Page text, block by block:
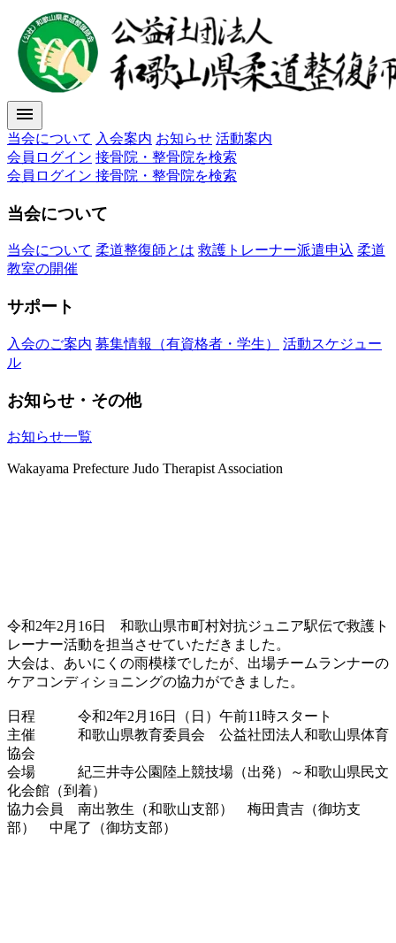
menu
当会について 入会案内 お知らせ 活動案内
会員ログイン 接骨院・整骨院を検索
会員ログイン 接骨院・整骨院を検索
当会について
当会について 柔道整復師とは 救護トレーナー派遣申込 柔道
教室の開催
サポート
入会のご案内 募集情報（有資格者・学生）
活動スケジュー
ル
お知らせ・その他
お知らせ一覧
Wakayama Prefecture Judo Therapist Association
令和2年2月16日 和歌山県市町村対抗ジュニア駅伝で救護ト
レーナー活動を担当させていただきました。
大会は、あいにくの雨模様でしたが、出場チームランナーの
ケアコンディショニングの協力ができました。
日程 令和2年2月16日（日）午前11時スタート
主催 和歌山県教育委員会 公益社団法人和歌山県体育
協会
会場 紀三井寺公園陸上競技場（出発）～和歌山県民文
化会館（到着）
協力会員 南出敦生（和歌山支部） 梅田貴吉（御坊支
部） 中尾了（御坊支部）